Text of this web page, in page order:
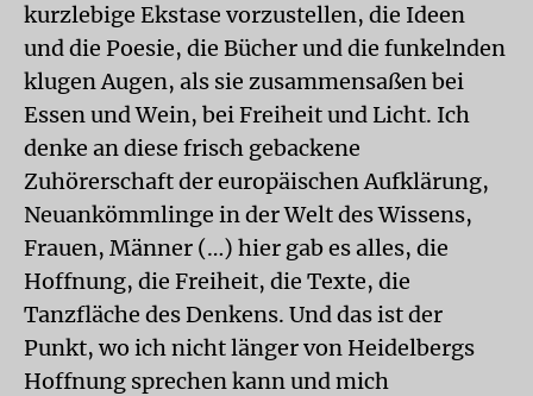
kurzlebige Ekstase vorzustellen, die Ideen
und die Poesie, die Bücher und die funkelnden
klugen Augen, als sie zusammensaßen bei
Essen und Wein, bei Freiheit und Licht. Ich
denke an diese frisch gebackene
Zuhörerschaft der europäischen Aufklärung,
Neuankömmlinge in der Welt des Wissens,
Frauen, Männer (…) hier gab es alles, die
Hoffnung, die Freiheit, die Texte, die
Tanzfläche des Denkens. Und das ist der
Punkt, wo ich nicht länger von Heidelbergs
Hoffnung sprechen kann und mich